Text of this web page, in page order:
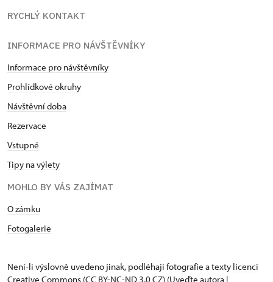
RYCHLÝ KONTAKT
INFORMACE PRO NÁVŠTĚVNÍKY
Informace pro návštěvníky
Prohlídkové okruhy
Návštěvní doba
Rezervace
Vstupné
Tipy na výlety
MOHLO BY VÁS ZAJÍMAT
O zámku
Fotogalerie
Není-li výslovně uvedeno jinak, podléhají fotografie a texty licenci
Creative Commons (CC BY-NC-ND 3.0 CZ) (Uveďte autora |